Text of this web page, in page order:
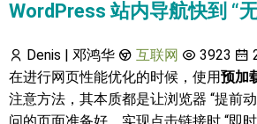
WordPress 站内导航快到 “无
Denis | 邓鸿华 互联网 3923
在进行网页性能优化的时候，使用预加
注意方法，其本质都是让浏览器 “提前